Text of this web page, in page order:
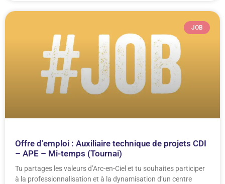
JOB
Offre d’emploi : Auxiliaire technique de projets CDI
– APE – Mi-temps (Tournai)
Tu partages les valeurs d’Arc-en-Ciel et tu souhaites participer
à la professionnalisation et à la dynamisation d’un centre